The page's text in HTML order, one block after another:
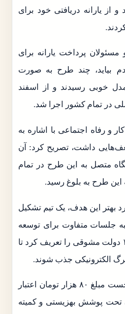
از یارانه دریافتی خود برای
پرداخت یارانه برای
بیاید، چند طرح به صورت
مدل خوبی رسیدند و از اسفند
و رفاه اجتماعی با اشاره به
داشت، تصریح کرد: آن
فروشگاه متصل به این طرح در تمام
این طرح به بلوغ رسید.
بهتر این هدف، یک تیم تشکیل
جلسات متفاوت برای توسعه
شبکه آغاز شد. خرداد ۱۴۰۲ دولت مشوقی را تعریف کرد تا
الکترونیکی جذب شوند.
وی تأکید کرد: در مرحله نخست مبلغ ۸۰ هزار تومان اعتبار
تحت پوشش بهزیستی و کمیته